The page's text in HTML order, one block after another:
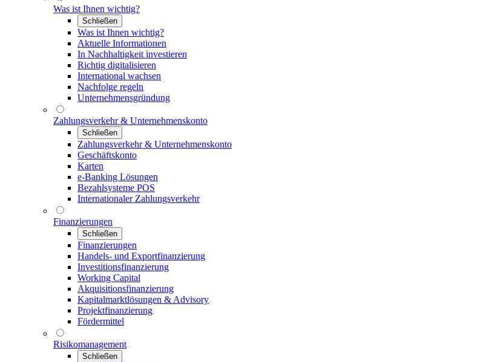
Was ist Ihnen wichtig?
Schließen
Was ist Ihnen wichtig?
Aktuelle Informationen
In Nachhaltigkeit investieren
Richtig digitalisieren
International wachsen
Nachfolge regeln
Unternehmensgründung
Zahlungsverkehr & Unternehmenskonto
Schließen
Zahlungsverkehr & Unternehmenskonto
Geschäftskonto
Karten
e-Banking Lösungen
Bezahlsysteme POS
Internationaler Zahlungsverkehr
Finanzierungen
Schließen
Finanzierungen
Handels- und Exportfinanzierung
Investitionsfinanzierung
Working Capital
Akquisitionsfinanzierung
Kapitalmarktlösungen & Advisory
Projektfinanzierung
Fördermittel
Risikomanagement
Schließen